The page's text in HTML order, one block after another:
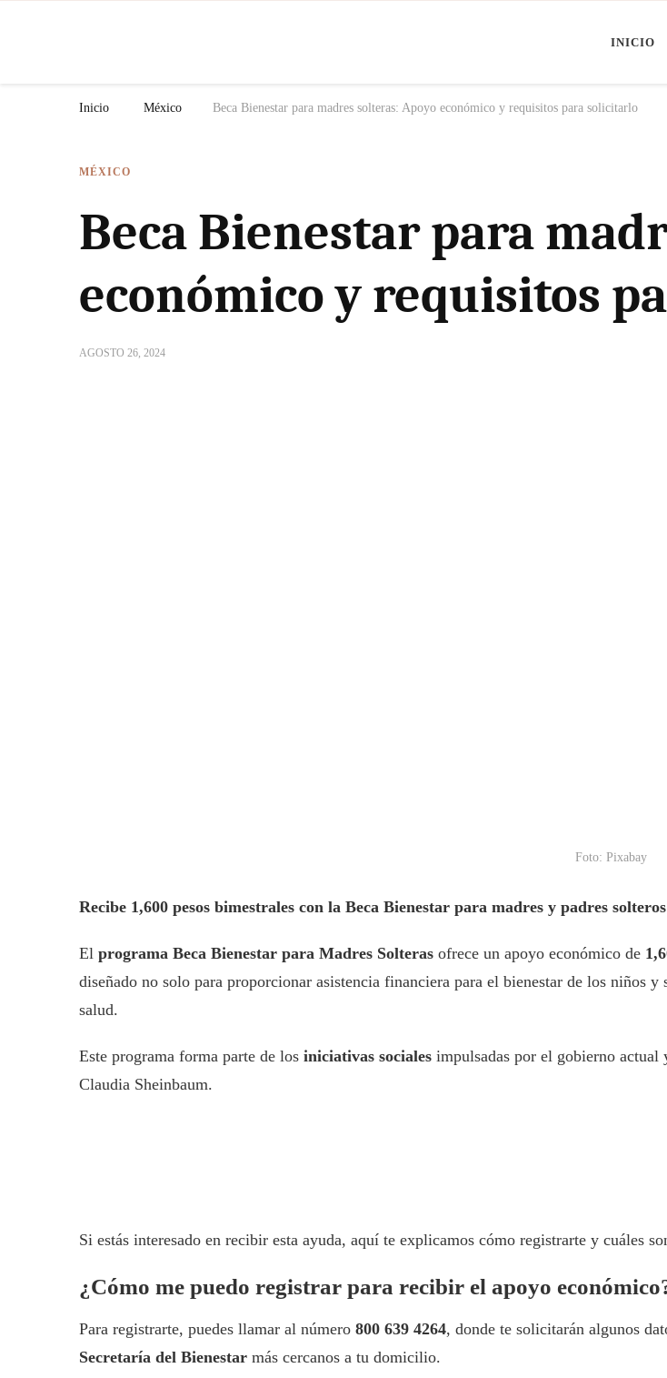
INICIO
Inicio México Beca Bienestar para madres solteras: Apoyo económico y requisitos para solicitarlo
MÉXICO
Beca Bienestar para
económico y requisitos
AGOSTO 26, 2024
Foto: Pixabay
Recibe 1,600 pesos bimestrales con la Beca Bienestar para madres y padres solteros
El programa Beca Bienestar para Madres Solteras ofrece un apoyo económico de
diseñado no solo para proporcionar asistencia financiera para el bienestar de los niños
salud.
Este programa forma parte de los iniciativas sociales impulsadas por el gobierno actual
Claudia Sheinbaum.
Si estás interesado en recibir esta ayuda, aquí te explicamos cómo registrarte y cuáles
¿Cómo me puedo registrar para recibir el apoyo
Para registrarte, puedes llamar al número 800 639 4264, donde te solicitarán algunos
Secretaría del Bienestar más cercanos a tu domicilio.